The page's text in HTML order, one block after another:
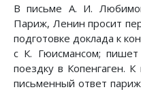
В письме А. И.
Париж, Ленин просит
подготовке доклада к
с К. Гюисмансом;
поездку в Копенгаген.
письменный ответ